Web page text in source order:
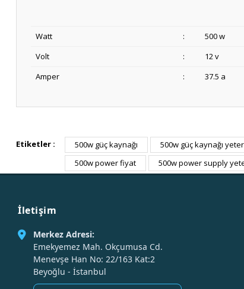
Watt :
500 w
Volt
:
12 v
Amper
: 37.5 a
Etiketler : 500w güç kaynağı 500w güç kaynağı
500w power fiyat
500w power supply
İletişim
Merkez Adresi:
Emekyemez Mah. Okçumusa Cd.
Menevşe Han No: 22/163 Kat:2
Beyoğlu - İstanbul